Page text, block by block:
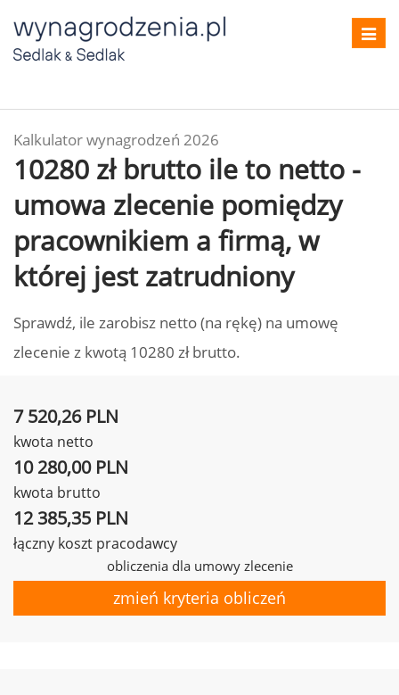
Kalkulator wynagrodzeń 2026
10280 zł brutto ile to netto -
umowa zlecenie pomiędzy
pracownikiem a firmą, w
której jest zatrudniony
Sprawdź, ile zarobisz netto (na rękę) na umowę
zlecenie z kwotą 10280 zł brutto.
7 520,26 PLN
kwota netto
10 280,00 PLN
kwota brutto
12 385,35 PLN
łączny koszt pracodawcy
obliczenia dla umowy zlecenie
zmień kryteria obliczeń